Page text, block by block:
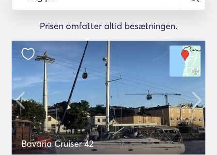
Prisen omfatter altid besætningen.
Bavaria Cruiser 42